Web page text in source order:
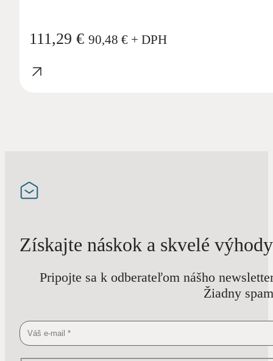
111,29 € 90,48 € + DPH
Získajte náskok a skvelé
Pripojte sa k odberateľom nášho
Žiadny